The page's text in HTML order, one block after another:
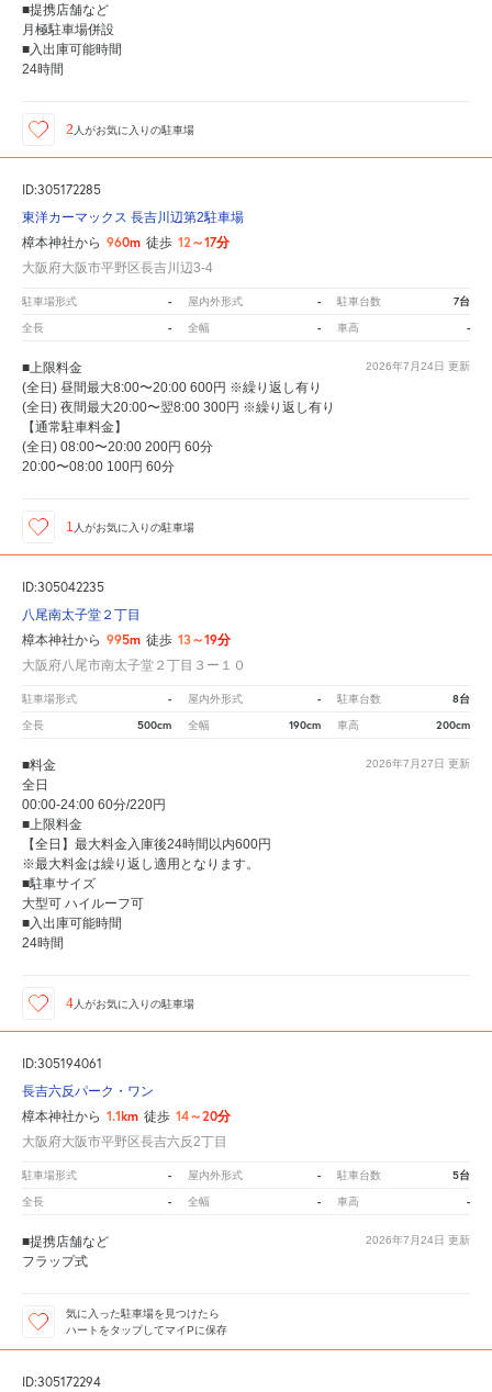
■提携店舗など
月極駐車場併設
■入出庫可能時間
24時間
2 人がお気に入りの駐車場
ID:305172285
東洋カーマックス 長吉川辺第2駐車場
樟本神社から 960m 徒歩 12～17分
大阪府大阪市平野区長吉川辺3-4
駐車場形式 - 屋内外形式 - 駐車台数 7台
全長 - 全幅 - 車高 -
2026年7月24日 更新
■上限料金
(全日) 昼間最大8:00〜20:00 600円 ※繰り返し有り
(全日) 夜間最大20:00〜翌8:00 300円 ※繰り返し有り
【通常駐車料金】
(全日) 08:00〜20:00 200円 60分
20:00〜08:00 100円 60分
1 人がお気に入りの駐車場
ID:305042235
八尾南太子堂２丁目
樟本神社から 995m 徒歩 13～19分
大阪府八尾市南太子堂２丁目３ー１０
駐車場形式 - 屋内外形式 - 駐車台数 8台
全長 500cm 全幅 190cm 車高 200cm
2026年7月27日 更新
■料金
全日
00:00-24:00 60分/220円
■上限料金
【全日】最大料金入庫後24時間以内600円
※最大料金は繰り返し適用となります。
■駐車サイズ
大型可 ハイルーフ可
■入出庫可能時間
24時間
4人がお気に入りの駐車場
ID:305194061
長吉六反パーク・ワン
樟本神社から 1.1km 徒歩 14～20分
大阪府大阪市平野区長吉六反2丁目
駐車場形式 - 屋内外形式 - 駐車台数 5台
全長 - 全幅 - 車高 -
2026年7月24日 更新
■提携店舗など
フラップ式
気に入った駐車場を見つけたら
ハートをタップしてマイPに保存
ID:305172294